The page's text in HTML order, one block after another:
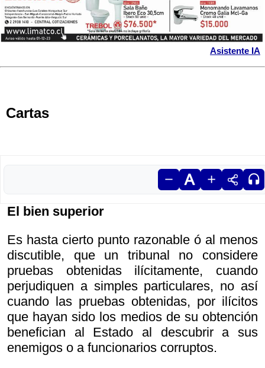
Asistente IA
Cartas
El bien superior
Es hasta cierto punto razonable ó al menos
discutible, que un tribunal no considere
pruebas obtenidas ilícitamente, cuando
perjudiquen a simples particulares, no así
cuando las pruebas obtenidas, por ilícitos
que hayan sido los medios de su obtención
benefician al Estado al descubrir a sus
enemigos o a funcionarios corruptos.